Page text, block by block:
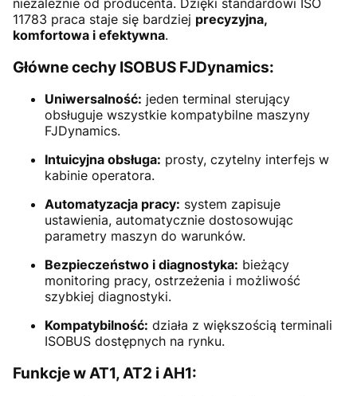
11783 praca staje się bardziej precyzyjna,
komfortowa i efektywna.
Główne cechy ISOBUS FJDynamics:
Uniwersalność: jeden terminal sterujący
obsługuje wszystkie kompatybilne maszyny
FJDynamics.
Intuicyjna obsługa: prosty, czytelny interfejs w
kabinie operatora.
Automatyzacja pracy: system zapisuje
ustawienia, automatycznie dostosowując
parametry maszyn do warunków.
Bezpieczeństwo i diagnostyka: bieżący
monitoring pracy, ostrzeżenia i możliwość
szybkiej diagnostyki.
Kompatybilność: działa z większością terminali
ISOBUS dostępnych na rynku.
Funkcje w AT1, AT2 i AH1: